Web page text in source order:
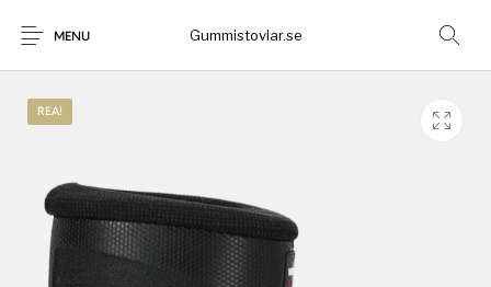
MENU Gummistovlar.se
REA!